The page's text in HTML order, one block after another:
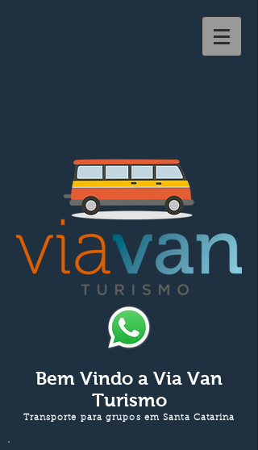
Bem Vindo a Via Van
Turismo
Transporte para grupos em Santa Catarina